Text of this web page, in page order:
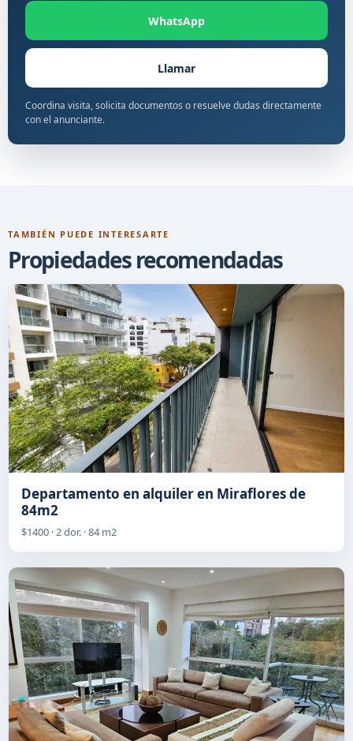
WhatsApp
Llamar
Coordina visita, solicita documentos o resuelve dudas directamente
con el anunciante.
TAMBIÉN PUEDE INTERESARTE
Propiedades recomendadas
Departamento en alquiler en Miraflores de
84m2
$1400 · 2 dor. · 84 m2